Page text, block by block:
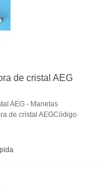
de cristal AEG
AEG - Manetas
de cristal AEGCódigo